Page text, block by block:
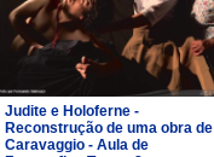
Judite e Holoferne -
Reconstrução de uma obra de
Caravaggio - Aula de